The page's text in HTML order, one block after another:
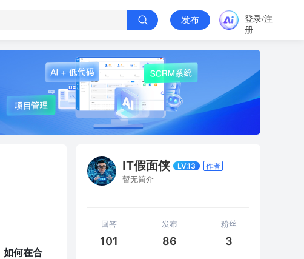
发布
登录/注
册
如何在合
IT假面侠 LV.13 作者
暂无简介
回答
101
发布
86
粉丝
3